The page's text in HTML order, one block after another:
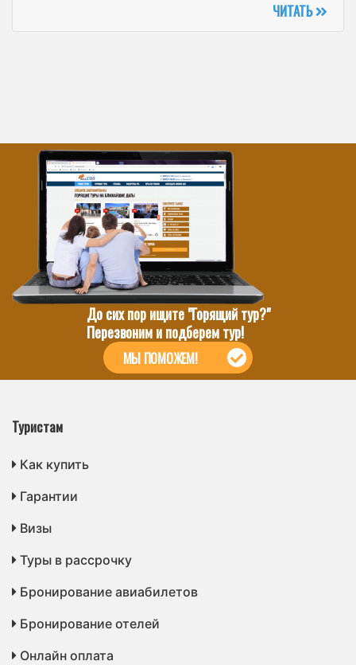
ЧИТАТЬ
До сих пор ищите "Горящий тур?"
Перезвоним и подберем тур!
МЫ ПОМОЖЕМ!
Туристам
Как купить
Гарантии
Визы
Туры в рассрочку
Бронирование авиабилетов
Бронирование отелей
Онлайн оплата